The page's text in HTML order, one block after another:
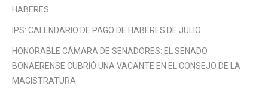
HABERES
IPS: CALENDARIO DE PAGO DE HABERES DE JULIO
HONORABLE CÁMARA DE SENADORES: EL SENADO
BONAERENSE CUBRIÓ UNA VACANTE EN EL CONSEJO DE LA
MAGISTRATURA